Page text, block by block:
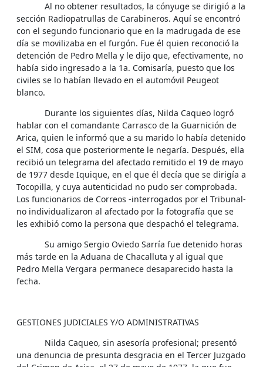
Al no obtener resultados, la cónyuge se dirigió a la
sección Radiopatrullas de Carabineros. Aquí se encontró
con el segundo funcionario que en la madrugada de ese
día se movilizaba en el furgón. Fue él quien reconoció la
detención de Pedro Mella y le dijo que, efectivamente, no
había sido ingresado a la 1a. Comisaría, puesto que los
civiles se lo habían llevado en el automóvil Peugeot
blanco.
Durante los siguientes días, Nilda Caqueo logró
hablar con el comandante Carrasco de la Guarnición de
Arica, quien le informó que a su marido lo había detenido
el SIM, cosa que posteriormente le negaría. Después, ella
recibió un telegrama del afectado remitido el 19 de mayo
de 1977 desde Iquique, en el que él decía que se dirigía a
Tocopilla, y cuya autenticidad no pudo ser comprobada.
Los funcionarios de Correos -interrogados por el Tribunal-
no individualizaron al afectado por la fotografía que se
les exhibió como la persona que despachó el telegrama.
Su amigo Sergio Oviedo Sarría fue detenido horas
más tarde en la Aduana de Chacalluta y al igual que
Pedro Mella Vergara permanece desaparecido hasta la
fecha.
GESTIONES JUDICIALES Y/O ADMINISTRATIVAS
Nilda Caqueo, sin asesoría profesional; presentó
una denuncia de presunta desgracia en el Tercer Juzgado